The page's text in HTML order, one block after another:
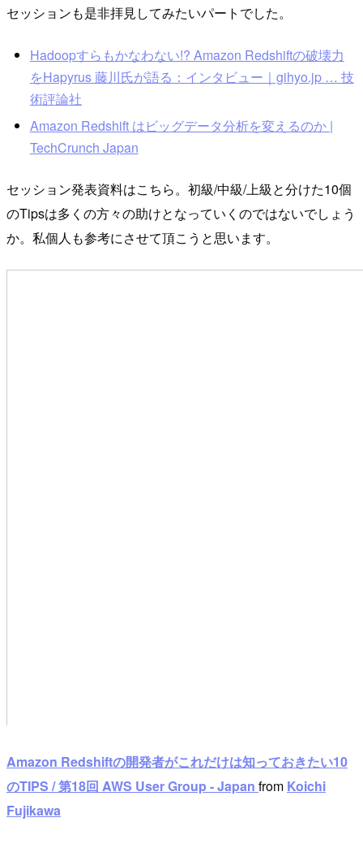
セッションも是非拝見してみたいパートでした。
Hadoopすらもかなわない!? Amazon Redshiftの破壊力
をHapyrus 藤川氏が語る：インタビュー｜gihyo.jp … 技
術評論社
Amazon Redshift はビッグデータ分析を変えるのか |
TechCrunch Japan
セッション発表資料はこちら。初級/中級/上級と分けた10個
のTipsは多くの方々の助けとなっていくのではないでしょう
か。私個人も参考にさせて頂こうと思います。
Amazon Redshiftの開発者がこれだけは知っておきたい10
のTIPS / 第18回 AWS User Group - Japan from Koichi
Fujikawa